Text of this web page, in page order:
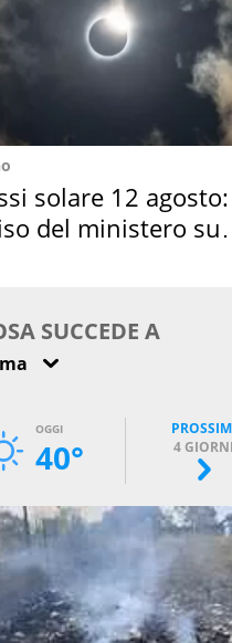
solare 12 agosto:
del ministero su